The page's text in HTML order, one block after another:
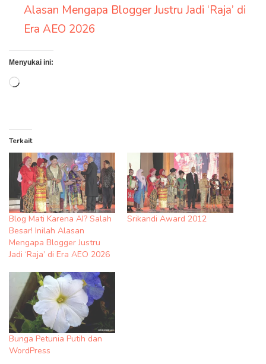
Alasan Mengapa Blogger Justru Jadi ‘Raja’ di
Era AEO 2026
Menyukai ini:
Memuat...
Terkait
Blog Mati Karena AI? Salah
Besar! Inilah Alasan
Mengapa Blogger Justru
Jadi ‘Raja’ di Era AEO 2026
Srikandi Award 2012
Bunga Petunia Putih dan
WordPress